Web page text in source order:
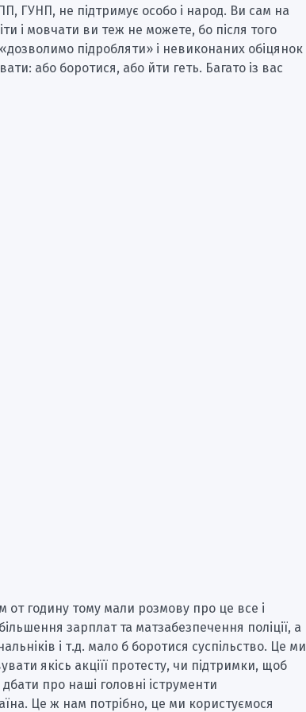
ГУНП, не підтримує особо і народ. Ви сам на
і мовчати ви теж не можете, бо після того
підробляти» і невиконаних обіцянок
або боротися, або йти геть. Багато із вас
годину тому мали розмову про це все і
зарплат та матзабезпечення поліції, а
і т.д. мало б боротися суспільство. Це ми
якісь акціїї протесту, чи підтримки, щоб
про наші головні іструменти
Це ж нам потрібно, це ми користуємося